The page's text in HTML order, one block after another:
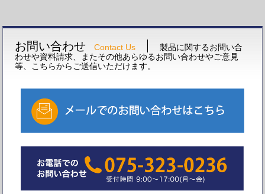
お問い合わせ Contact Us
製品に関するお問い合
わせや資料請求、またその他あらゆるお問い合わせやご意見
等、こちらからご送信いただけます。